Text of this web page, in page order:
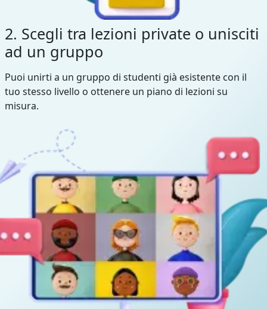
2. Scegli tra lezioni private o unisciti
ad un gruppo
Puoi unirti a un gruppo di studenti già esistente con il
tuo stesso livello o ottenere un piano di lezioni su
misura.